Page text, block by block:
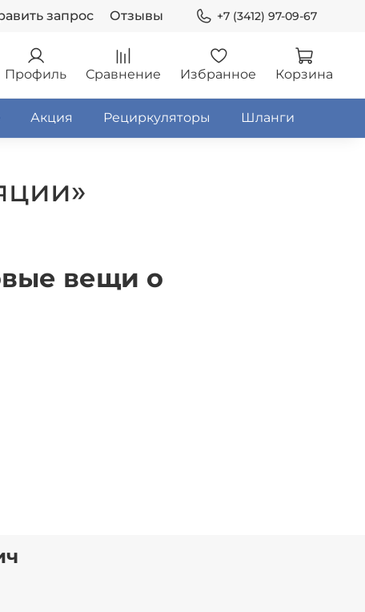
запрос Отзывы +7 (3412) 97-09-67
Профиль Сравнение Избранное Корзина
Акция Рециркуляторы Шланги
вещи о